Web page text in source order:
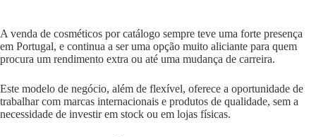
A venda de cosméticos por catálogo sempre teve uma forte presença
em Portugal, e continua a ser uma opção muito aliciante para quem
procura um rendimento extra ou até uma mudança de carreira.
Este modelo de negócio, além de flexível, oferece a oportunidade de
trabalhar com marcas internacionais e produtos de qualidade, sem a
necessidade de investir em stock ou em lojas físicas.